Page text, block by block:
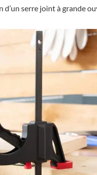
d’un serre joint à grande